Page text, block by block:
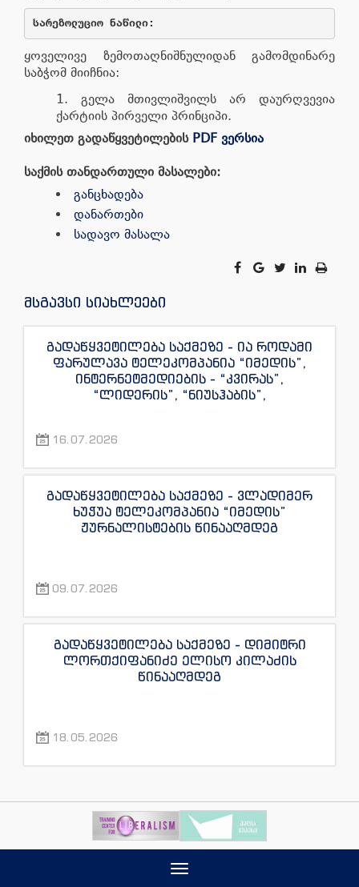
სარეზოლუციო ნაწილი:
ყოველივე ზემოთაღნიშნულიდან გამომდინარე
საბჭომ მიიჩნია:
გელა მთივლიშვილს არ დაურღვევია
ქარტიის პირველი პრინციპი.
იხილეთ გადაწყვეტილების PDF ვერსია
საქმის თანდართული მასალები:
განცხადება
დანართები
სადავო მასალა
მსგავსი სიახლეები
გადაწყვეტილება საქმეზე - ია როდამი
ფარულავა ტელეკომპანია “იმედის”,
ინტერნეტმედიების - “კვირას”,
“ლიდერის”, “ნიუსჰაბის”,
“ექსკლუზივტივის” ჟურნალისტების
16.07.2026
გადაწყვეტილება საქმეზე - ვლადიმერ
ხუჭუა ტელეკომპანია “იმედის”
ჟურნალისტების წინააღმდეგ
09.07.2026
გადაწყვეტილება საქმეზე - დიმიტრი
ლორთქიფანიძე ელისო კილაძის
წინააღმდეგ
18.05.2026
Toggle